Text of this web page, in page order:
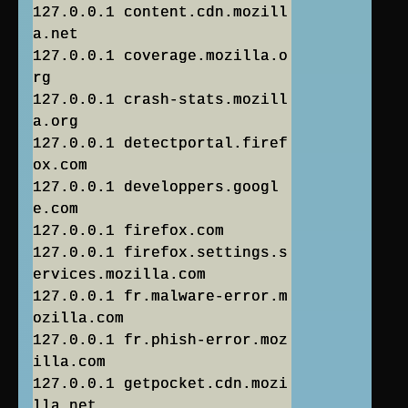
127.0.0.1 content.cdn.mozill
a.net
127.0.0.1 coverage.mozilla.o
rg
127.0.0.1 crash-stats.mozill
a.org
127.0.0.1 detectportal.firef
ox.com
127.0.0.1 developpers.googl
e.com
127.0.0.1 firefox.com
127.0.0.1 firefox.settings.s
ervices.mozilla.com
127.0.0.1 fr.malware-error.m
ozilla.com
127.0.0.1 fr.phish-error.moz
illa.com
127.0.0.1 getpocket.cdn.mozi